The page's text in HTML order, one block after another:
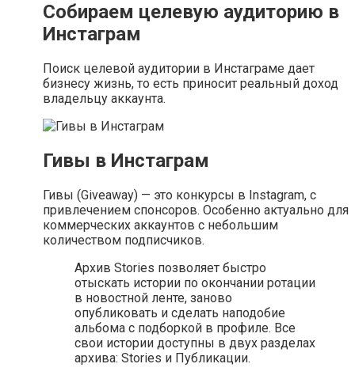
Собираем целевую аудиторию в
Инстаграм
Поиск целевой аудитории в Инстаграме дает
бизнесу жизнь, то есть приносит реальный доход
владельцу аккаунта.
Гивы в Инстаграм
Гивы (Giveaway) — это конкурсы в Instagram, с
привлечением спонсоров. Особенно актуально для
коммерческих аккаунтов с небольшим
количеством подписчиков.
Архив Stories позволяет быстро
отыскать истории по окончании ротации
в новостной ленте, заново
опубликовать и сделать наподобие
альбома с подборкой в профиле. Все
свои истории доступны в двух разделах
архива: Stories и Публикации.